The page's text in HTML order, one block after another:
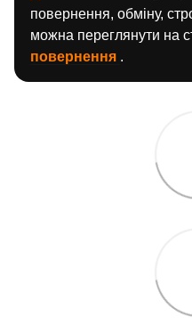
повернення, обміну,
можна переглянути на
повернення .